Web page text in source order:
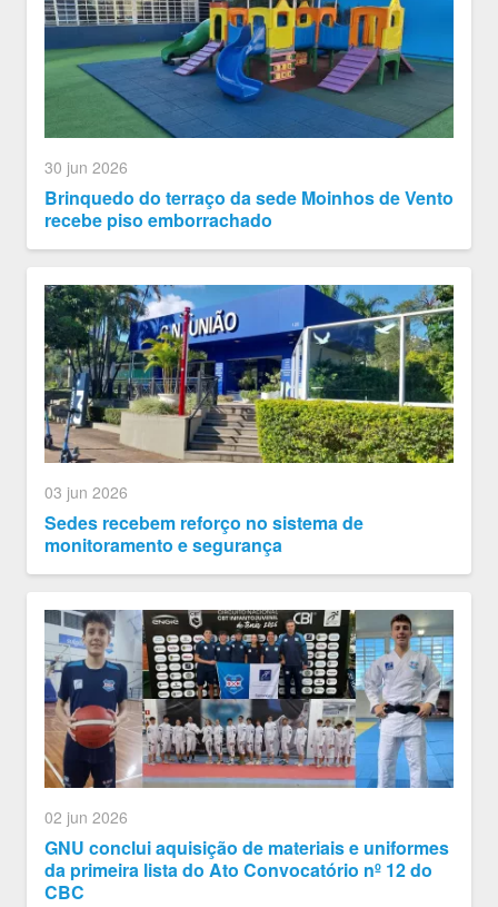
30 jun 2026
Brinquedo do terraço da sede Moinhos de Vento
recebe piso emborrachado
03 jun 2026
Sedes recebem reforço no sistema de
monitoramento e segurança
02 jun 2026
GNU conclui aquisição de materiais e uniformes
da primeira lista do Ato Convocatório nº 12 do
CBC